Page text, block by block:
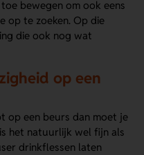
bewegen om ook eens
op te zoeken. Op die
die ook nog wat
op een
op een beurs dan moet je
het natuurlijk wel fijn als
drinkflessen laten